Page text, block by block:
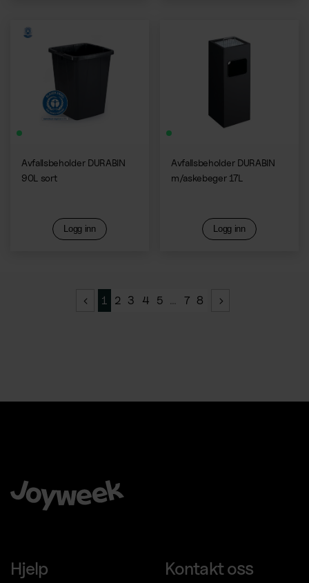
Avfallsbeholder DURABIN
90L sort
Logg inn
Avfallsbeholder DURABIN
m/askebeger 17L
Logg inn
1 2 3 4 5 … 7 8
Hjelp Kontakt oss